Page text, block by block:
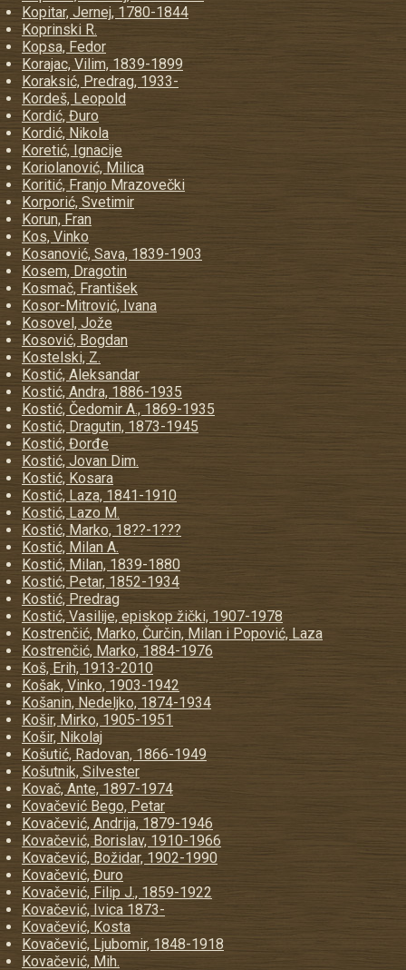
Kopitar, Jernej, 1780-1844
Koprinski R.
Kopsa, Fedor
Korajac, Vilim, 1839-1899
Koraksić, Predrag, 1933-
Kordeš, Leopold
Kordić, Đuro
Kordić, Nikola
Koretić, Ignacije
Koriolanović, Milica
Koritić, Franjo Mrazovečki
Korporić, Svetimir
Korun, Fran
Kos, Vinko
Kosanović, Sava, 1839-1903
Kosem, Dragotin
Kosmač, František
Kosor-Mitrović, Ivana
Kosovel, Jože
Kosović, Bogdan
Kostelski, Z.
Kostić, Aleksandar
Kostić, Andra, 1886-1935
Kostić, Čedomir A., 1869-1935
Kostić, Dragutin, 1873-1945
Kostić, Đorđe
Kostić, Jovan Dim.
Kostić, Kosara
Kostić, Laza, 1841-1910
Kostić, Lazo M.
Kostić, Marko, 18??-1???
Kostić, Milan A.
Kostić, Milan, 1839-1880
Kostić, Petar, 1852-1934
Kostić, Predrag
Kostić, Vasilije, episkop žički, 1907-1978
Kostrenčić, Marko, Čurčin, Milan i Popović, Laza
Kostrenčić, Marko, 1884-1976
Koš, Erih, 1913-2010
Košak, Vinko, 1903-1942
Košanin, Nedeljko, 1874-1934
Košir, Mirko, 1905-1951
Košir, Nikolaj
Košutić, Radovan, 1866-1949
Košutnik, Silvester
Kovač, Ante, 1897-1974
Kovačević Bego, Petar
Kovačević, Andrija, 1879-1946
Kovačević, Borislav, 1910-1966
Kovačević, Božidar, 1902-1990
Kovačević, Đuro
Kovačević, Filip J., 1859-1922
Kovačević, Ivica 1873-
Kovačević, Kosta
Kovačević, Ljubomir, 1848-1918
Kovačević, Mih.